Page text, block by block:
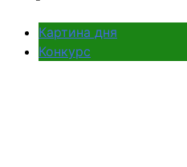
Картина дня
Конкурс